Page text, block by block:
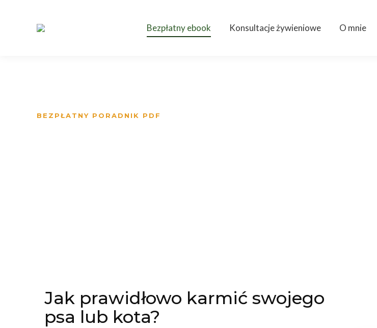
Bezpłatny ebook Konsultacje żywieniowe O mnie
BEZPŁATNY PORADNIK PDF
Jak prawidłowo karmić swojego
psa lub kota?